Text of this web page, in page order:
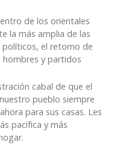
de los orientales
la más amplia de las
el retorno de
hombres y partidos
cabal de que el
pueblo siempre
para sus casas. Les
pacífica y más